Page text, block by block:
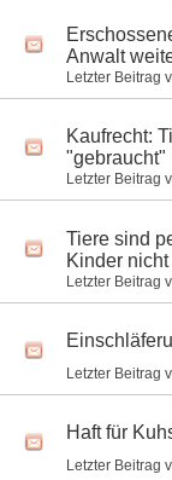
Anwalt
Letzter Beitrag
Kaufrecht:
"gebraucht"
Letzter Beitrag
Tiere sind
Kinder nicht
Letzter Beitrag
Letzter Beitrag
Haft für
Letzter Beitrag